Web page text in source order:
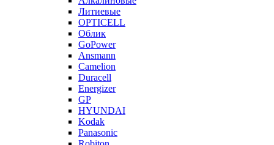
Литиевые
OPTICELL
Облик
GoPower
Ansmann
Camelion
Duracell
Energizer
GP
HYUNDAI
Kodak
Panasonic